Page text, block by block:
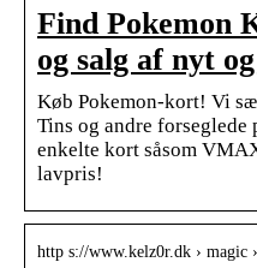
Find Pokemon
og salg af nyt
Køb Pokemon-kort! Vi
Tins og andre
enkelte kort såsom
lavpris!
http s://www.kelz0r.dk › magic